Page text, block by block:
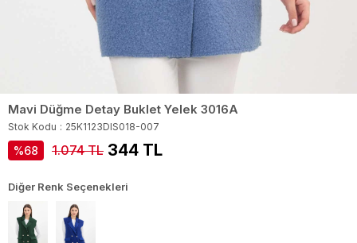
Mavi Düğme Detay Buklet Yelek 3016A
Stok Kodu 25K1123DIS018-007
68 1.074 TL 344 TL
Diğer Renk Seçenekleri